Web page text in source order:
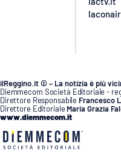
ilReggino.it © – La notizia è più
Diemmecom Società Editoriale -
Direttore Responsabile Francesco
Direttore Editoriale Maria Grazia
www.diemmecom.it